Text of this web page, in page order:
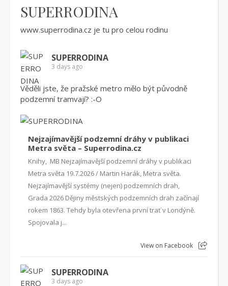
SUPERRODINA
www.superrodina.cz je tu pro celou rodinu
SUPERRODINA
3 days ago
Věděli jste, že pražské metro mělo být původně
podzemní tramvají? :-O
Nejzajímavější podzemní dráhy v publikaci
Metra světa – Superrodina.cz
Knihy, MB Nejzajímavější podzemní dráhy v publikaci
Metra světa 19.7.2026 / Martin Harák, Metra světa.
Nejzajímavější systémy (nejen) podzemních drah,
Grada 2026 Dějiny městských podzemních drah začínají
rokem 1863. Tehdy byla otevřena první trať v Londýně.
Spojovala j...
View on Facebook
SUPERRODINA
3 days ago